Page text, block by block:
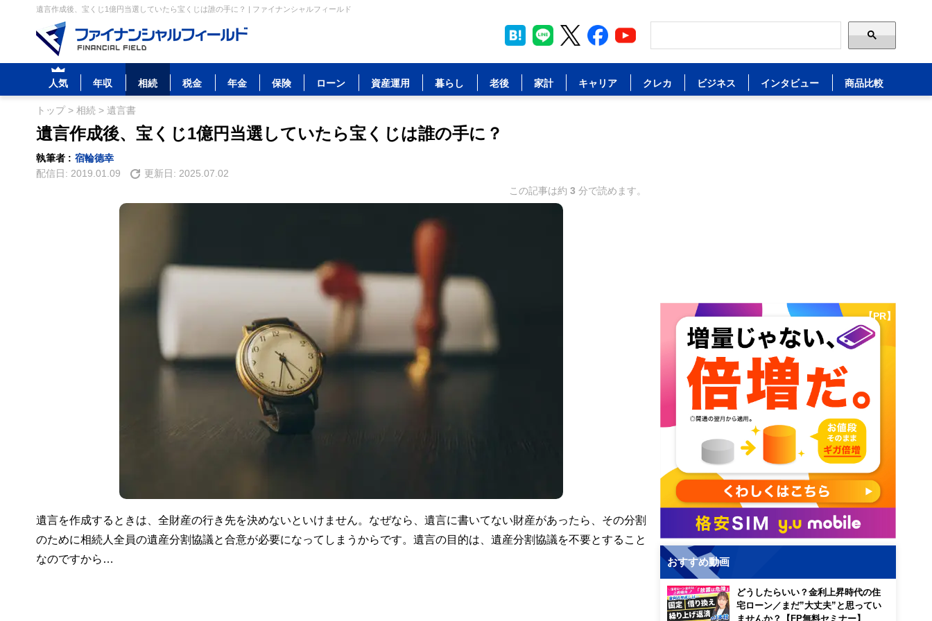
遺言作成後、宝くじ1億円当選していたら宝くじは誰の手に？ | ファイナンシャルフィールド
人気 年収 相続 税金 年金 保険 ローン 資産運用 暮らし 老後 家計 キャリア クレカ ビジネス インタビュー 商品比較
トップ> 相続 > 遺言書
遺言作成後、宝くじ1億円当選していたら宝くじは誰の手に？
執筆者 : 宿輪德幸
配信日: 2019.01.09 更新日: 2025.07.02
この記事は約 3 分で読めます。
遺言を作成するときは、全財産の行き先を決めないといけません。なぜなら、遺言に書いてない財産があったら、その分割
のために相続人全員の遺産分割協議と合意が必要になってしまうからです。遺言の目的は、遺産分割協議を不要とすること
なのですから…
【PR】
おすすめ動画
どうしたらいい？金利上昇時代の住
宅ローン／まだ”大丈夫”と思ってい
ませんか？【FP無料セミナー】